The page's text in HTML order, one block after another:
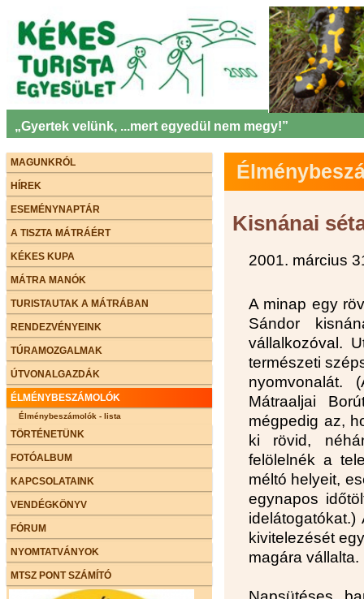
„Gyertek velünk, ...mert egyedül nem megy!”
MAGUNKRÓL
HÍREK
ESEMÉNYNAPTÁR
A TISZTA MÁTRÁÉRT
KÉKES KUPA
MÁTRA MANÓK
TURISTAUTAK A MÁTRÁBAN
RENDEZVÉNYEINK
TÚRAMOZGALMAK
ÚTVONALGAZDÁK
ÉLMÉNYBESZÁMOLÓK
Élménybeszámolók - lista
TÖRTÉNETÜNK
FOTÓALBUM
KAPCSOLATAINK
VENDÉGKÖNYV
FÓRUM
NYOMTATVÁNYOK
MTSZ PONT SZÁMÍTÓ
Kisnánai
2001. március
A minap egy
Sándor
vállalkozóval.
természeti
nyomvonalát.
Mátraaljai
mégpedig az,
ki rövid,
felölelnék a
méltó helyeit,
egynapos
kivitelezését
magára vállalta.